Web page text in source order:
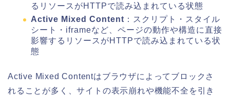
るリソースがHTTPで読み込まれている状態
Active Mixed Content ：スクリプト・スタイル
シート・iframeなど、ページの動作や構造に直接
影響するリソースがHTTPで読み込まれている状
態
Active Mixed Contentはブラウザによってブロックさ
れることが多く、サイトの表示崩れや機能不全を引き